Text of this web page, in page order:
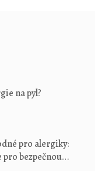
na pyl?
pro alergiky:
bezpečnou